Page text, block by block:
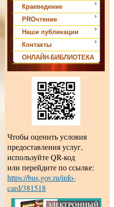
Краеведение
PROчтение
Наши публикации
Контакты
ОНЛАЙН-БИБЛИОТЕКА
Чтобы оценить условия
предоставления услуг,
используйте QR-код
или перейдите по ссылке:
https://bus.gov.ru/info-
card/381518